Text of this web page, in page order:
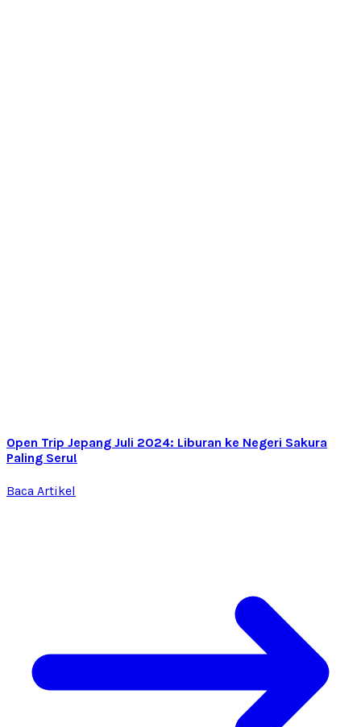
Open Trip Jepang Juli 2024: Liburan ke Negeri Sakura
Paling Seru!
Baca Artikel